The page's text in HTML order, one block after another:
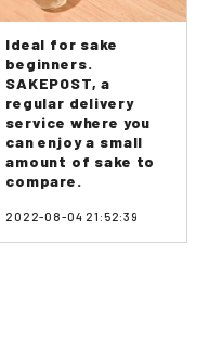
Ideal for sake
beginners.
SAKEPOST, a
regular delivery
service where you
can enjoy a small
amount of sake to
compare.
2022-08-04 21:52:39